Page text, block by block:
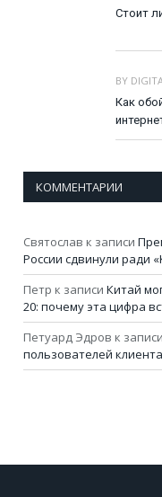
Стоит
BY
Как
КОММЕНТАРИИ
Святослав к записи
России сдвинули ради
Петр к записи Китай
20: почему эта цифра
Петуард Эдров к записи
пользователей